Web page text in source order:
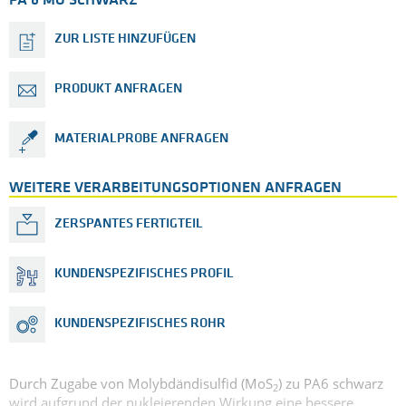
ZUR LISTE HINZUFÜGEN
PRODUKT ANFRAGEN
MATERIALPROBE ANFRAGEN
WEITERE VERARBEITUNGSOPTIONEN ANFRAGEN
ZERSPANTES FERTIGTEIL
KUNDENSPEZIFISCHES PROFIL
KUNDENSPEZIFISCHES ROHR
Durch Zugabe von Molybdändisulfid (MoS2) zu PA6 schwarz